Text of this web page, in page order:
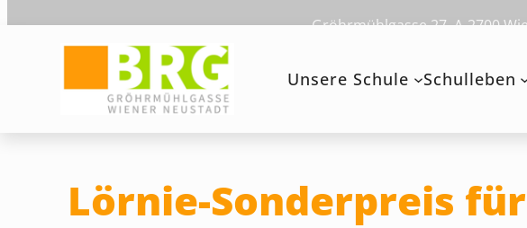
Gröhrmühlgasse 27, A-2700
Unsere Schule Schulleben
Lörnie-Sonderpreis